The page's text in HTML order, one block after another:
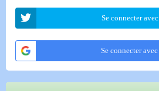
Se connecter
Se connecter